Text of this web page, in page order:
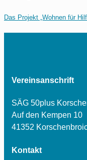
Das Projekt „Wohnen für
Vereinsanschrift
SÄG 50plus
Auf den Kempen 10
41352
Kontakt